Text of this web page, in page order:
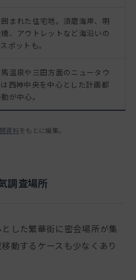
まれた住宅地。須磨海岸、明
、アウトレットなど海沿いの
ポットも。
温泉や三田方面のニュータウ
西神中央を中心とした計画都
が中心。
資料をもとに編集。
調査場所
した繁華街に密会場所が集
動するケースも少なくあり